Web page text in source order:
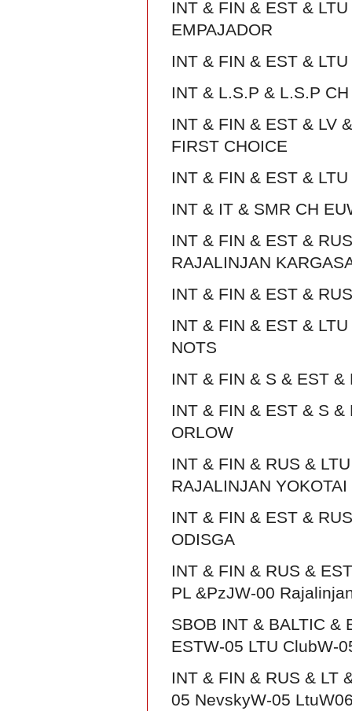
INT & FIN & EST &
EMPAJADOR
INT & FIN & EST &
INT & L.S.P & L.S.P
INT & FIN & EST & LV
FIRST CHOICE
INT & FIN & EST &
INT & IT & SMR CH
INT & FIN & EST &
RAJALINJAN
INT & FIN & EST &
INT & FIN & EST &
NOTS
INT & FIN & S & EST &
INT & FIN & EST & S
ORLOW
INT & FIN & RUS &
RAJALINJAN YOKOTAI
INT & FIN & EST &
ODISGA
INT & FIN & RUS &
PL &PzJW-00
SBOB INT & BALTIC &
ESTW-05 LTU ClubW-
INT & FIN & RUS & LT
05 NevskyW-05